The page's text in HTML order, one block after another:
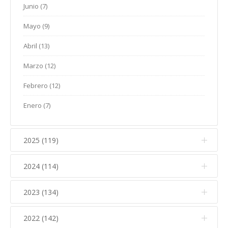
Junio (7)
Mayo (9)
Abril (13)
Marzo (12)
Febrero (12)
Enero (7)
2025 (119)
Diciembre (12)
Noviembre (17)
Octubre (15)
2024 (114)
Diciembre (10)
Noviembre (14)
2023 (134)
Diciembre (11)
2022 (142)